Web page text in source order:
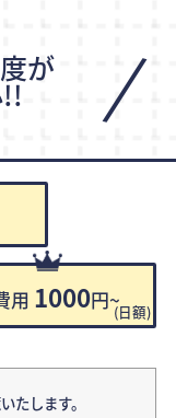
が
!! /
用 1000円~(日額)
たします。